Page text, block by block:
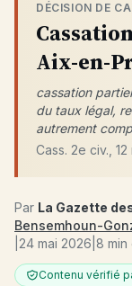
DÉCISION DE
Aix-en-
cassation
du taux légal,
autrement
Cass. 2e civ.,
Par La Gazette
Bensemhoun-
24 mai 2026 8
Contenu vérifié